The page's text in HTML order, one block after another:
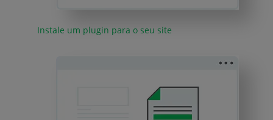
Instale um plugin para o seu site